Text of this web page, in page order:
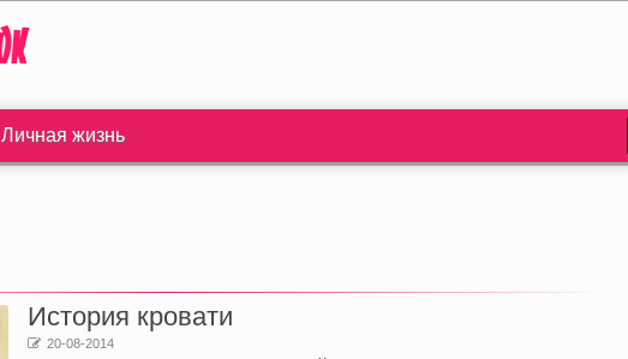
Личная жизнь
История кровати
20-08-2014